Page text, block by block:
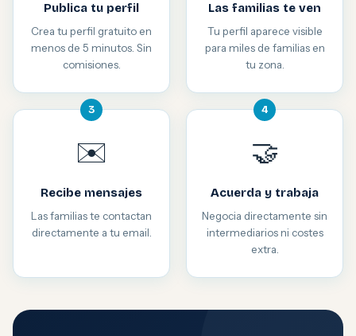
Publica tu perfil
Crea tu perfil gratuito en
menos de 5 minutos. Sin
comisiones.
Las familias te ven
Tu perfil aparece visible
para miles de familias en
tu zona.
3
✉️
Recibe mensajes
Las familias te contactan
directamente a tu email.
4
🤝
Acuerda y trabaja
Negocia directamente sin
intermediarios ni costes
extra.